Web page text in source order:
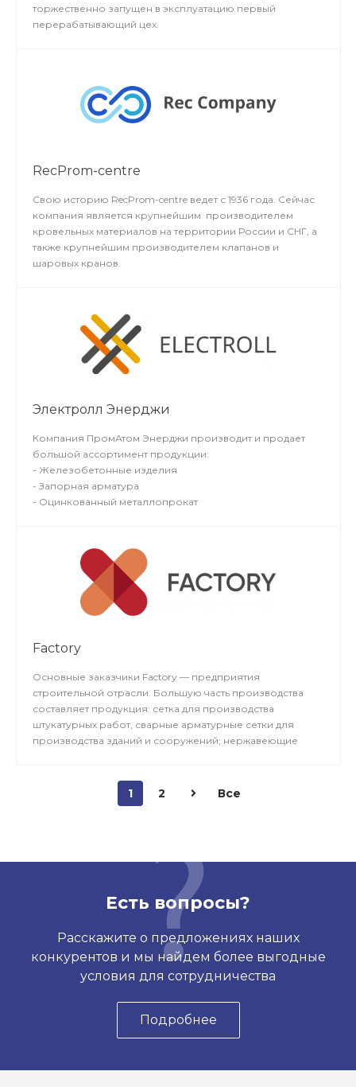
торжественно запущен в эксплуатацию первый
перерабатывающий цех.
Пром Электро-ПОИНТ поставляется в магазины
торговых сетей «Ошен», «Нить», и т. д.
RecProm-centre
Свою историю RecProm-centre ведет с 1936 года. Сейчас
компания является крупнейшим производителем
кровельных материалов на территории России и СНГ, а
также крупнейшим производителем клапанов и
шаровых кранов.
Электролл Энерджи
Компания ПромАтом Энерджи производит и продает
большой ассортимент продукции:
- Железобетонные изделия
- Запорная арматура
- Оцинкованный металлопрокат
юридическими, так и с частными лицами.
Дополнительно, ПромАтом Энерджи предлагает весь
спект услуг для монтажа собственной продукции.
Работают в промышленной сфере более 40 лет.
Factory
Основные заказчики Factory — предприятия
строительной отрасли. Большую часть производства
составляет продукция: сетка для производства
штукатурных работ, сварные арматурные сетки для
производства зданий и сооружений; нержавеющие
год. Среднее число специалистов, занятых в
производстве – около 700 человек.
1 2 Все
Есть вопросы?
Расскажите о предложениях наших
конкурентов и мы найдем более выгодные
условия для сотрудничества
Подробнее